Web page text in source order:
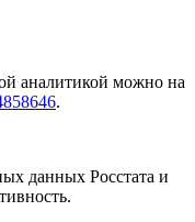
аналитикой можно на
.
данных Росстата и